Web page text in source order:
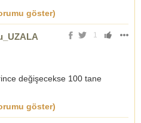
göster)
1
değişecekse 100 tane
göster)